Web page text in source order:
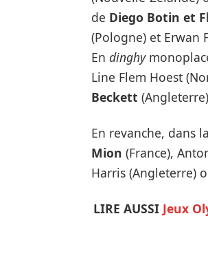
de Diego Botin et
(Pologne) et Erwan
En dinghy
Line Flem Hoest
Beckett
En revanche, dans
Mion (France),
Harris (Angleterre)
LIRE AUSSI Jeux